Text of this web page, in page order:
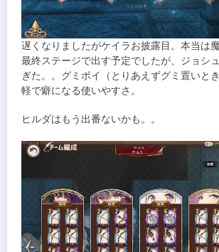
遅くなりましたがケイラお披露目。本当は
最終ステージで出す予定でしたが、ジョシ
ぎた。。グミポイ（とりあえずグミ置いと
軽で癖になる使いやすさ。
ヒルダはもう出番ないかも。。